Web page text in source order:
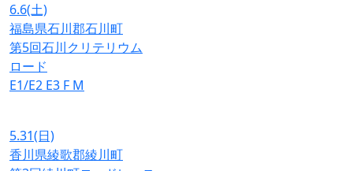
6.6(土)
福島県石川郡石川町
第5回石川クリテリウム
ロード
E1/E2 E3 F M
5.31(日)
香川県綾歌郡綾川町